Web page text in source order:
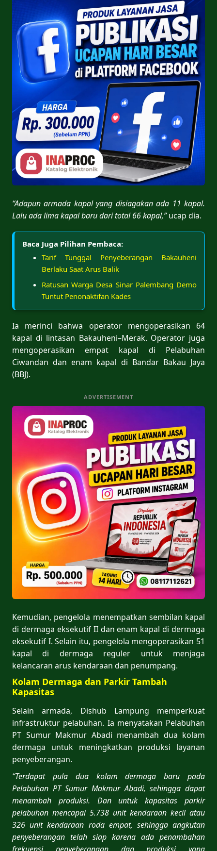
“Adapun armada kapal yang disiagakan ada 11 kapal.
Lalu ada lima kapal baru dari total 66 kapal,”ucap dia.
Baca Juga Pilihan Pembaca:
Tarif Tunggal Penyeberangan Bakauheni
Berlaku Saat Arus Balik
Ratusan Warga Desa Sinar Palembang Demo
Tuntut Penonaktifan Kades
Ia merinci bahwa operator mengoperasikan 64
kapal di lintasan Bakauheni–Merak. Operator juga
mengoperasikan empat kapal di Pelabuhan
Ciwandan dan enam kapal di Bandar Bakau Jaya
(BBJ).
ADVERTISEMENT
Kemudian, pengelola menempatkan sembilan kapal
di dermaga eksekutif II dan enam kapal di dermaga
eksekutif I. Selain itu, pengelola mengoperasikan 51
kapal di dermaga reguler untuk menjaga
kelancaran arus kendaraan dan penumpang.
Kolam Dermaga dan Parkir Tambah
Kapasitas
Selain armada, Dishub Lampung memperkuat
infrastruktur pelabuhan. Ia menyatakan Pelabuhan
PT Sumur Makmur Abadi menambah dua kolam
dermaga untuk meningkatkan produksi layanan
penyeberangan.
“Terdapat pula dua kolam dermaga baru pada
Pelabuhan PT Sumur Makmur Abadi, sehingga dapat
menambah produksi. Dan untuk kapasitas parkir
pelabuhan mencapai 5.738 unit kendaraan kecil atau
326 unit kendaraan roda empat, sehingga angkutan
penyeberangan telah siap karena ada penambahan